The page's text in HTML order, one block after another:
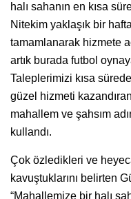
halı sahanın en kısa
Nitekim yaklaşık bir
tamamlanarak hizmete
artık burada futbol
Taleplerimizi kısa
güzel hizmeti
mahallem ve şahsım
kullandı.
Çok özledikleri ve
kavuştuklarını belirten
“Mahallemize bir halı